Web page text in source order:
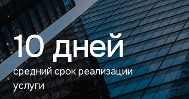
10 дней
средний срок реализации
услуги